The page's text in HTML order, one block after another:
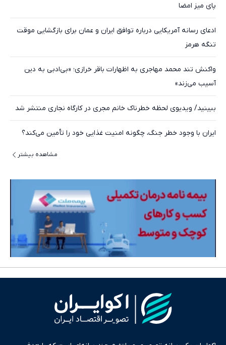
پای میز امضا
ادعای رسانه آمریکایی درباره توافق ایران و عمان برای بازگشایی موقت
تنگه هرمز
واکنش تند محمد مهاجری به اظهارات باقر خرازی؛ «بی‌ادبی به دین
آسیب می‌زند»
ببینید/ ویدیوی لحظه خطرناک خانم مجری در کارگاه نجاری منتشر شد
ایران با وجود خطر جنگ، چگونه امنیت غذایی خود را تأمین می‌کند؟
مشاهده بیشتر